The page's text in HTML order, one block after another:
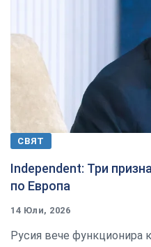
СВЯТ
Independent: Три
по Европа
14 Юли, 2026
Русия вече функционира